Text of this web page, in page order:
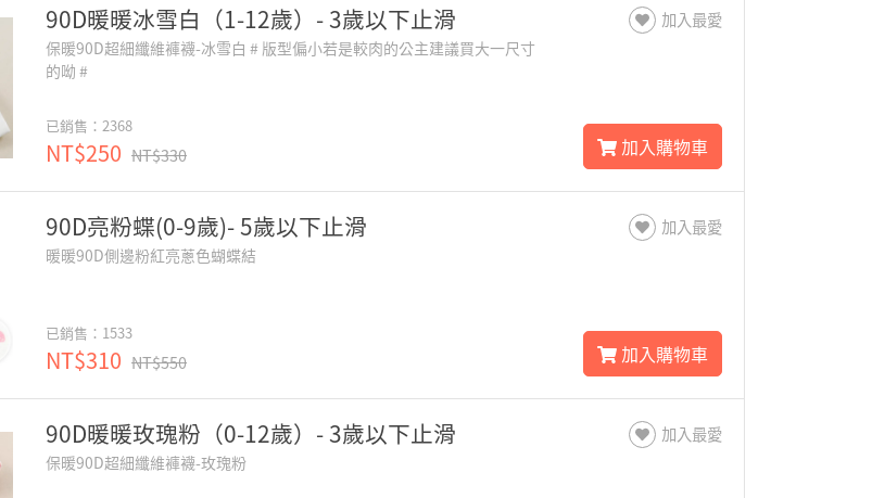
90D暖暖冰雪白（1-12歲）- 3歲以下止滑
保暖90D超細纖維褲襪-冰雪白 # 版型偏小若是較肉的公主建議買大一尺寸
的呦 #
已銷售：2368
NT$250 NT$330
加入最愛
加入購物車
90D亮粉蝶(0-9歲)- 5歲以下止滑
暖暖90D側邊粉紅亮蔥色蝴蝶結
已銷售：1533
NT$310 NT$550
加入最愛
加入購物車
90D暖暖玫瑰粉（0-12歲）- 3歲以下止滑
保暖90D超細纖維褲襪-玫瑰粉
加入最愛